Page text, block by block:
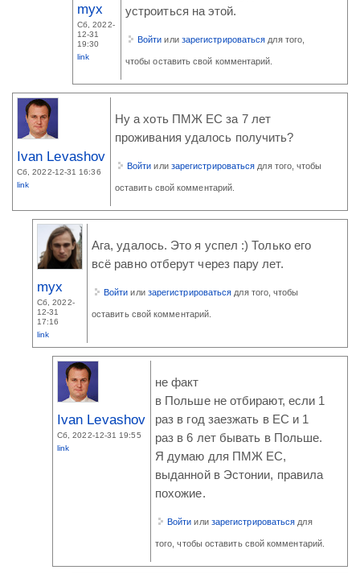
myx
Сб, 2022-
12-31
19:30
link
устроиться на этой.
Войти или зарегистрироваться для того,
чтобы оставить свой комментарий.
Ivan Levashov
Сб, 2022-12-31 16:36
link
Ну а хоть ПМЖ ЕС за 7 лет
проживания удалось получить?
Войти или зарегистрироваться для того, чтобы
оставить свой комментарий.
myx
Сб, 2022-
12-31
17:16
link
Ага, удалось. Это я успел :) Только его
всё равно отберут через пару лет.
Войти или зарегистрироваться для того, чтобы
оставить свой комментарий.
Ivan Levashov
Сб, 2022-12-31 19:55
link
не факт
в Польше не отбирают, если 1
раз в год заезжать в ЕС и 1
раз в 6 лет бывать в Польше.
Я думаю для ПМЖ ЕС,
выданной в Эстонии, правила
похожие.
Войти или зарегистрироваться для
того, чтобы оставить свой комментарий.